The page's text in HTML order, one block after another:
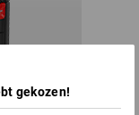
gekozen!